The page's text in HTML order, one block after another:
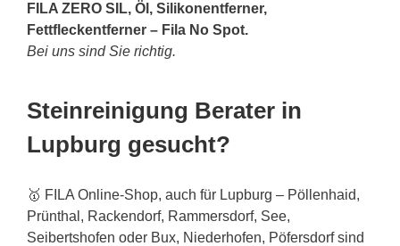
FILA ZERO SIL, Öl, Silikonentferner,
Fettfleckentferner – Fila No Spot.
Bei uns sind Sie richtig.
Steinreinigung Berater in
Lupburg gesucht?
🥇 FILA Online-Shop, auch für Lupburg – Pöllenhaid,
Prünthal, Rackendorf, Rammersdorf, See,
Seibertshofen oder Bux, Niederhofen, Pöfersdorf sind